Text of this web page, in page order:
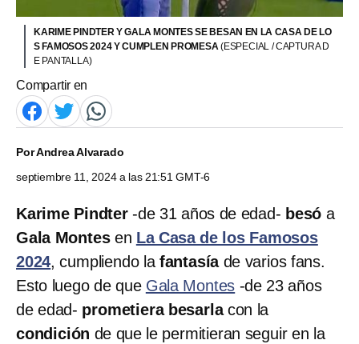
KARIME PINDTER Y GALA MONTES SE BESAN EN LA CASA DE LO
S FAMOSOS 2024 Y CUMPLEN PROMESA(ESPECIAL / CAPTURA D
E PANTALLA)
Compartir en
PorAndrea Alvarado
septiembre 11, 2024 a las 21:51 GMT-6
Karime Pindter-de 31 años de edad- besó a
Gala Montesen La Casa de los Famosos
2024, cumpliendo la fantasíade varios fans.
Esto luego de que Gala Montes -de 23 años
de edad- prometiera besarlacon la
condición de que le permitieran seguir en la